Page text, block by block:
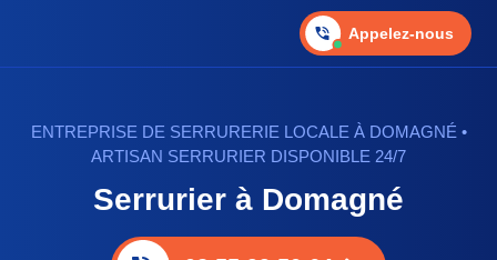
Appelez-nous
ENTREPRISE DE SERRURERIE LOCALE À DOMAGNÉ •
ARTISAN SERRURIER DISPONIBLE 24/7
Serrurier à Domagné